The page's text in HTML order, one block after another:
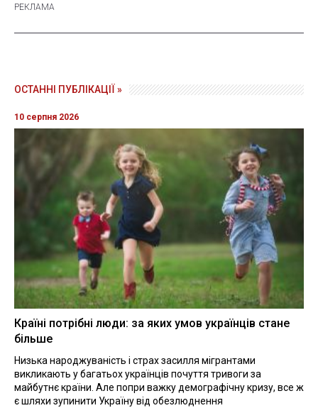
ОСТАННІ ПУБЛІКАЦІЇ »
10 серпня 2026
Країні потрібні люди: за яких умов українців стане
більше
Низька народжуваність і страх засилля мігрантами
викликають у багатьох українців почуття тривоги за
майбутнє країни. Але попри важку демографічну кризу, все ж
є шляхи зупинити Україну від обезлюднення